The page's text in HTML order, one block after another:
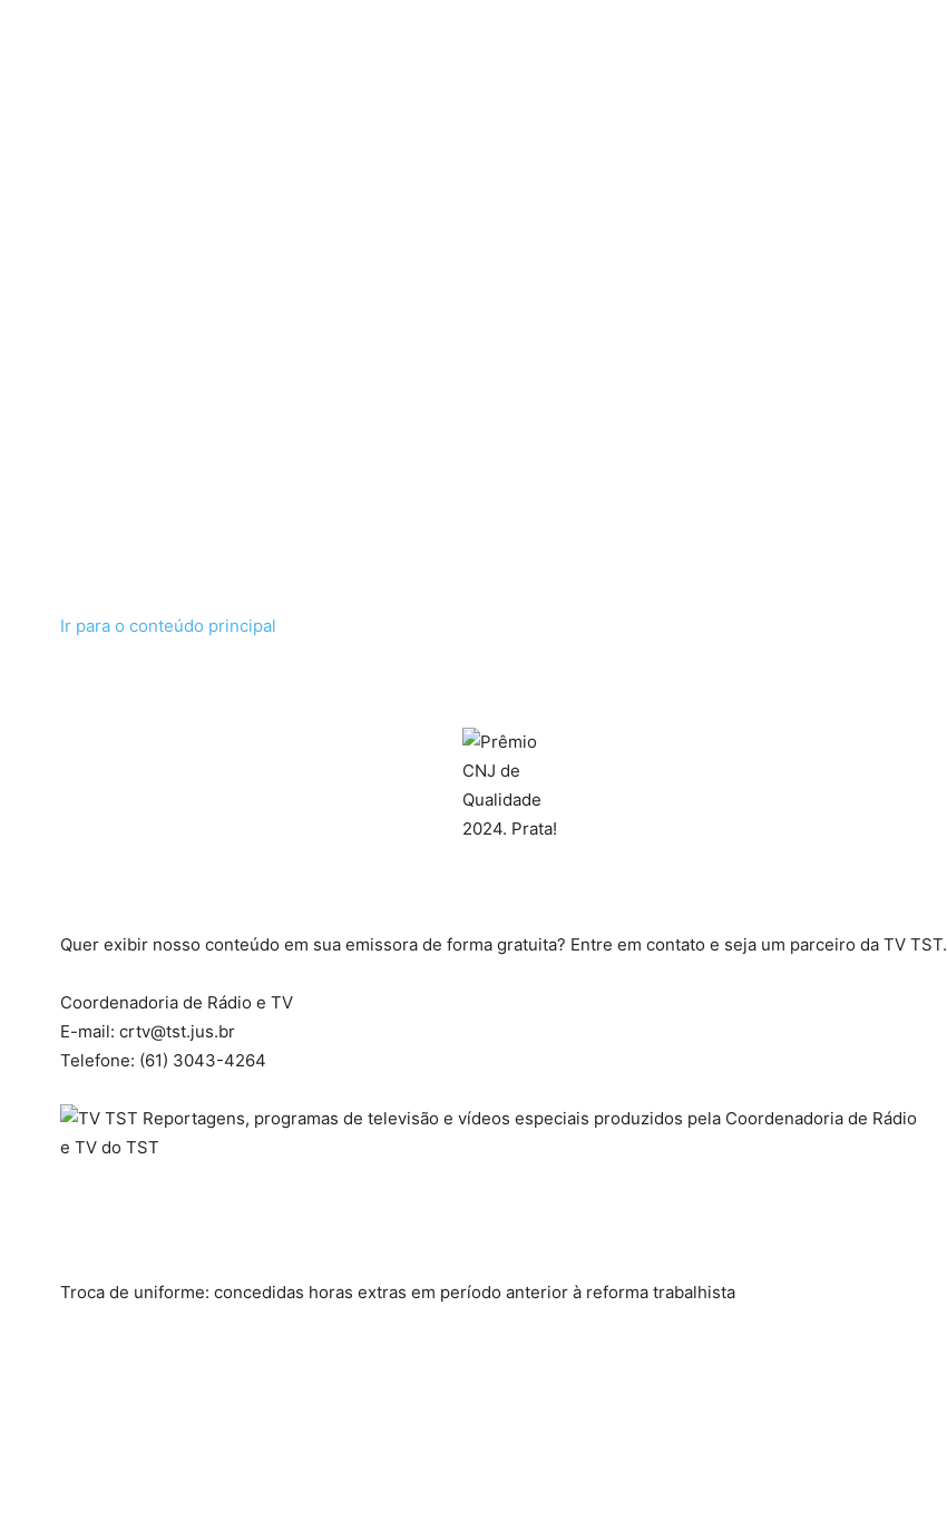
Ir para o conteúdo principal
Quer exibir nosso conteúdo em sua emissora de forma gratuita? Entre em contato e seja um parceiro da TV TST.
Coordenadoria de Rádio e TV
E-mail: crtv@tst.jus.br
Telefone: (61) 3043-4264
Troca de uniforme: concedidas horas extras em período anterior à reforma trabalhista